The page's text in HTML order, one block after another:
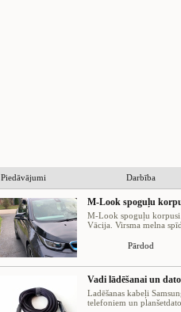
Piedāvājumi Darbība
M-Look spoguļu
M-Look spoguļu korpusi
Vācija. Virsma melna
Pārdod
Vadi lādēšanai un
Ladēšanas kabeļi
telefoniem un